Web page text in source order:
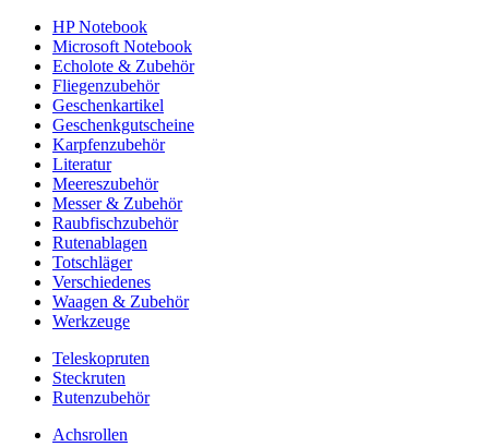
HP Notebook
Microsoft Notebook
Echolote & Zubehör
Fliegenzubehör
Geschenkartikel
Geschenkgutscheine
Karpfenzubehör
Literatur
Meereszubehör
Messer & Zubehör
Raubfischzubehör
Rutenablagen
Totschläger
Verschiedenes
Waagen & Zubehör
Werkzeuge
Teleskopruten
Steckruten
Rutenzubehör
Achsrollen